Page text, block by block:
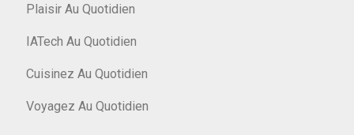
Plaisir Au Quotidien
IATech Au Quotidien
Cuisinez Au Quotidien
Voyagez Au Quotidien